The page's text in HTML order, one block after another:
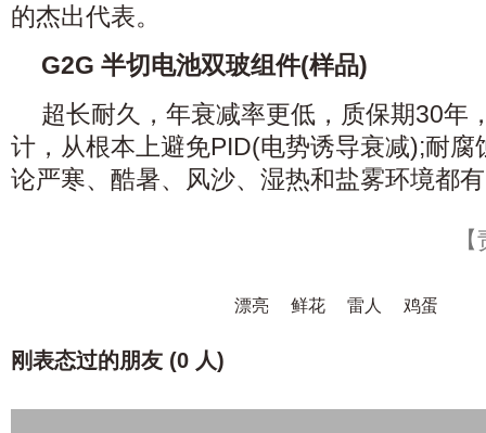
的杰出代表。
G2G 半切电池双玻组件(样品)
超长耐久，年衰减率更低，质保期30年
计，从根本上避免PID(电势诱导衰减);耐腐
论严寒、酷暑、风沙、湿热和盐雾环境都
漂亮 鲜花 雷人 鸡蛋
刚表态过的朋友 (0 人)